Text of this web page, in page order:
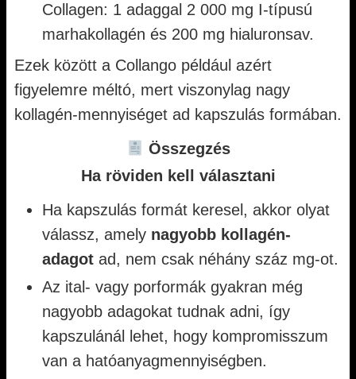
Collagen: 1 adaggal 2 000 mg I-típusú
marhakollagén és 200 mg hialuronsav.
Ezek között a Collango például azért
figyelemre méltó, mert viszonylag nagy
kollagén-mennyiséget ad kapszulás formában.
Összegzés
Ha röviden kell választani
Ha kapszulás formát keresel, akkor olyat
válassz, amely nagyobb kollagén-
adagot ad, nem csak néhány száz mg-ot.
Az ital- vagy porformák gyakran még
nagyobb adagokat tudnak adni, így
kapszulánál lehet, hogy kompromisszum
van a hatóanyagmennyiségben.